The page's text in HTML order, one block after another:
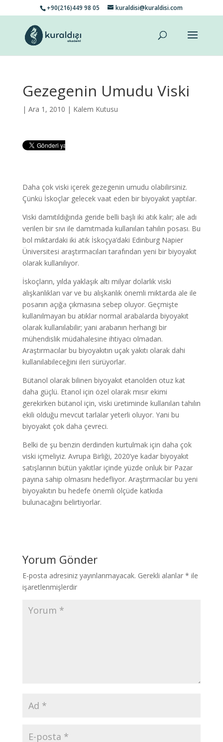
+90(216)449 98 05 kuraldisi@kuraldisi.com
Gezegenin Umudu Viski
| Ara 1, 2010 | Kalem Kutusu
Daha çok viski içerek gezegenin umudu olabilirsiniz.
Çünkü İskoçlar gelecek vaat eden bir biyoyakıt yaptılar.
Viski damıtıldığında geride belli başlı iki atık kalır; ale adı
verilen bir sıvı ile damıtmada kullanılan tahılın posası. Bu
bol miktardaki iki atık İskoçya’daki Edinburg Napier
Üniversitesi araştırmacıları tarafından yeni bir biyoyakıt
olarak kullanılıyor.
İskoçların, yılda yaklaşık altı milyar dolarlık viski
alışkanlıkları var ve bu alışkanlık önemli miktarda ale ile
posanın açığa çıkmasına sebep oluyor. Geçmişte
kullanılmayan bu atıklar normal arabalarda biyoyakıt
olarak kullanılabilir; yani arabanın herhangi bir
mühendislik müdahalesine ihtiyacı olmadan.
Araştırmacılar bu biyoyakıtın uçak yakıtı olarak dahi
kullanılabileceğini ileri sürüyorlar.
Bütanol olarak bilinen biyoyakıt etanolden otuz kat
daha güçlü. Etanol için özel olarak mısır ekimi
gerekirken bütanol için, viski üretiminde kullanılan tahılın
ekili olduğu mevcut tarlalar yeterli oluyor. Yani bu
biyoyakıt çok daha çevreci.
Belki de şu benzin derdinden kurtulmak için daha çok
viski içmeliyiz. Avrupa Birliği, 2020’ye kadar biyoyakıt
satışlarının bütün yakıtlar içinde yüzde onluk bir Pazar
payına sahip olmasını hedefliyor. Araştırmacılar bu yeni
biyoyakıtın bu hedefe önemli ölçüde katkıda
bulunacağını belirtiyorlar.
Yorum Gönder
E-posta adresiniz yayınlanmayacak. Gerekli alanlar * ile
işaretlenmişlerdir